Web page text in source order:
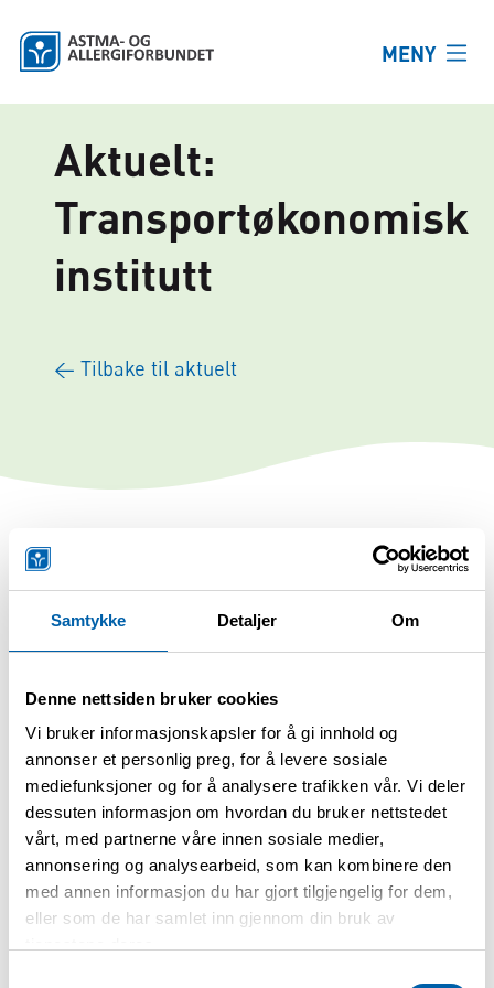
Samtykke Detaljer Om
Denne nettsiden bruker cookies
Vi bruker informasjonskapsler for å gi innhold og
annonser et personlig preg, for å levere sosiale
mediefunksjoner og for å analysere trafikken vår. Vi deler
dessuten informasjon om hvordan du bruker nettstedet
vårt, med partnerne våre innen sosiale medier,
annonsering og analysearbeid, som kan kombinere den
med annen informasjon du har gjort tilgjengelig for dem,
eller som de har samlet inn gjennom din bruk av
MENY
Aktuelt:
Transportøkonomisk
institutt
← Tilbake til aktuelt
Har allergi eller astma
din?
Har du noen gang måttet si nei til å
reise, gå på arrangementer eller
oppholde deg i offentlige rom fordi
omgivelsene ikke er tilpasset dine
behov? Det kan være fordi det er
tepper på gulvet som samler støv,
dyr til stede, dårlig merket mat,
pollen, sterke lukter eller dårlig
Da ønsker vi å høre fra deg.
naaf Allergi
Astma
Transportøkonomisk institutt